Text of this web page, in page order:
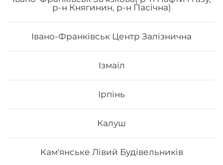
р-н Княгинин, р-н Пасічна)
Івано-Франківськ Центр Залізнична
Ізмаїл
Ірпінь
Калуш
Кам'янське Лівий Будівельників
Сік Sandora
110₴ Хочу